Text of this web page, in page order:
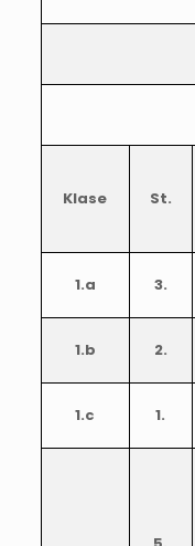
Klase St.
1.a 3.
1.b 2.
1.c 1.